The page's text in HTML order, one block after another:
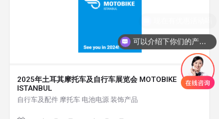
2025年土耳其摩托车及自行车展览会 MOTOBIKE
ISTANBUL
自行车及配件 摩托车 电池电源 装饰产品
可以介绍下你们的产品么